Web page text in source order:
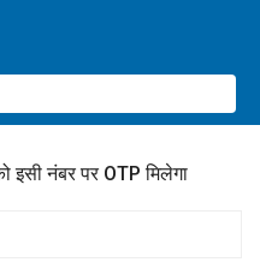
इसी नंबर पर OTP मिलेगा